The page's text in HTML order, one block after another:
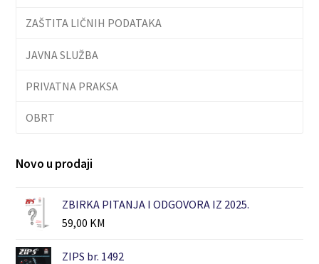
ZAŠTITA LIČNIH PODATAKA
JAVNA SLUŽBA
PRIVATNA PRAKSA
OBRT
Novo u prodaji
ZBIRKA PITANJA I ODGOVORA IZ 2025.
59,00 KM
ZIPS br. 1492